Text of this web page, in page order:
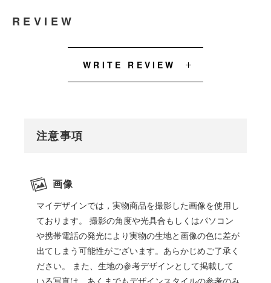
REVIEW
WRITE REVIEW
注意事項
画像
マイデザインでは，実物商品を撮影した画像を使用し
ております。 撮影の角度や光具合もしくはパソコン
や携帯電話の発光により実物の生地と画像の色に差が
出てしまう可能性がございます。あらかじめご了承く
ださい。 また、生地の参考デザインとして掲載して
いる写真は、あくまでもデザインスタイルの参考のみ